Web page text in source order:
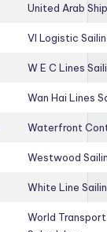
United Arab
Vl Logistic
W E C Lines
Wan Hai Lines
Waterfront
Westwood
White Line
World